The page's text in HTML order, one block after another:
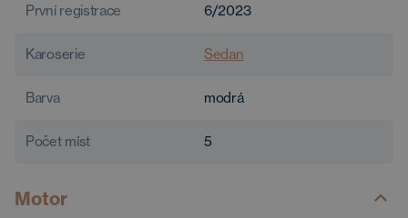
První registrace 6/2023
Karoserie Sedan
Barva modrá
Počet míst 5
Motor